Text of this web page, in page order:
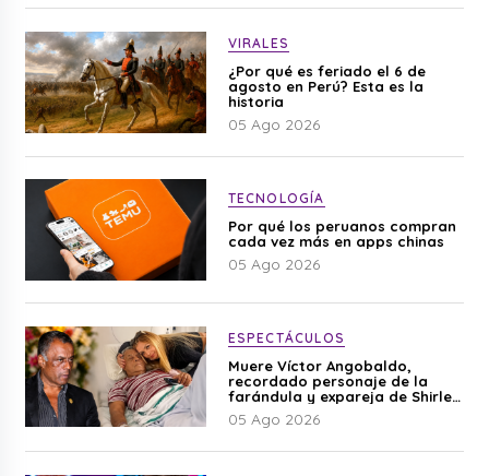
VIRALES
¿Por qué es feriado el 6 de
agosto en Perú? Esta es la
historia
05 Ago 2026
TECNOLOGÍA
Por qué los peruanos compran
cada vez más en apps chinas
05 Ago 2026
ESPECTÁCULOS
Muere Víctor Angobaldo,
recordado personaje de la
farándula y expareja de Shirley
Cherres
05 Ago 2026